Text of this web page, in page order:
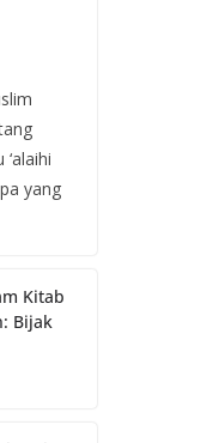
yang
Kitab
Bijak